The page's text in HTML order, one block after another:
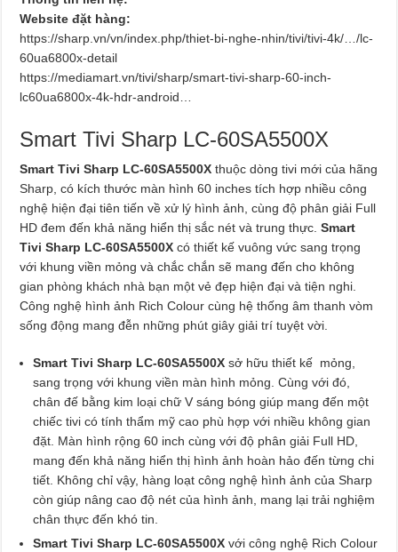
Website đặt hàng:
https://sharp.vn/vn/index.php/thiet-bi-nghe-nhin/tivi/tivi-4k/…/lc-
60ua6800x-detail
https://mediamart.vn/tivi/sharp/smart-tivi-sharp-60-inch-
lc60ua6800x-4k-hdr-android…
Smart Tivi Sharp LC-60SA5500X
Smart Tivi Sharp LC-60SA5500X thuộc dòng tivi mới của hãng
Sharp, có kích thước màn hình 60 inches tích hợp nhiều công
nghệ hiện đại tiên tiến về xử lý hình ảnh, cùng độ phân giải Full
HD đem đến khả năng hiển thị sắc nét và trung thực.Smart
Tivi Sharp LC-60SA5500Xcó thiết kế vuông vức sang trọng
với khung viền mỏng và chắc chắn sẽ mang đến cho không
gian phòng khách nhà bạn một vẻ đẹp hiện đại và tiện nghi.
Công nghệ hình ảnh Rich Colour cùng hệ thống âm thanh vòm
sống động mang đễn những phút giây giải trí tuyệt vời.
Smart Tivi Sharp LC-60SA5500Xsở hữu thiết kế mỏng,
sang trọng với khung viền màn hình mỏng. Cùng với đó,
chân đế bằng kim loại chữ V sáng bóng giúp mang đến một
chiếc tivi có tính thẩm mỹ cao phù hợp với nhiều không gian
đặt. Màn hình rộng 60 inch cùng với độ phân giải Full HD,
mang đến khả năng hiển thị hình ảnh hoàn hảo đến từng chi
tiết. Không chỉ vậy, hàng loạt công nghệ hình ảnh của Sharp
còn giúp nâng cao độ nét của hình ảnh, mang lại trải nghiệm
chân thực đến khó tin.
Smart Tivi Sharp LC-60SA5500X với công nghệ Rich Colour